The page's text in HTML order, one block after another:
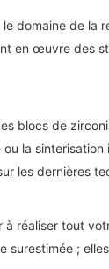
domaine de
en œuvre des
blocs de
la
les dernières
à réaliser tout
surestimée ;